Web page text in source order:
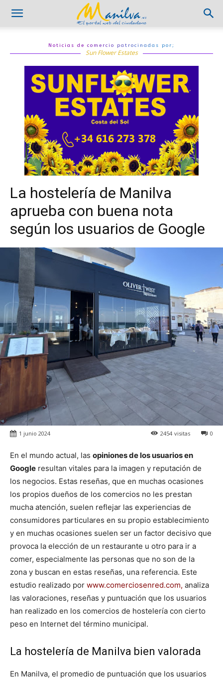
Noticias de comercio patrocinadas por;
Sun Flower Estates
La hostelería de Manilva
aprueba con buena nota
según los usuarios de Google
0
2454 visitas
1 junio 2024
En el mundo actual, las opiniones de los usuarios en
Google resultan vitales para la imagen y reputación de
los negocios. Estas reseñas, que en muchas ocasiones
los propios dueños de los comercios no les prestan
mucha atención, suelen reflejar las experiencias de
consumidores particulares en su propio establecimiento
y en muchas ocasiones suelen ser un factor decisivo que
provoca la elección de un restaurante u otro para ir a
comer, especialmente las personas que no son de la
zona y buscan en estas reseñas, una referencia. Este
estudio realizado por www.comerciosenred.com, analiza
las valoraciones, reseñas y puntuación que los usuarios
han realizado en los comercios de hostelería con cierto
peso en Internet del término municipal.
La hostelería de Manilva bien valorada
En Manilva, el promedio de puntuación que los usuarios